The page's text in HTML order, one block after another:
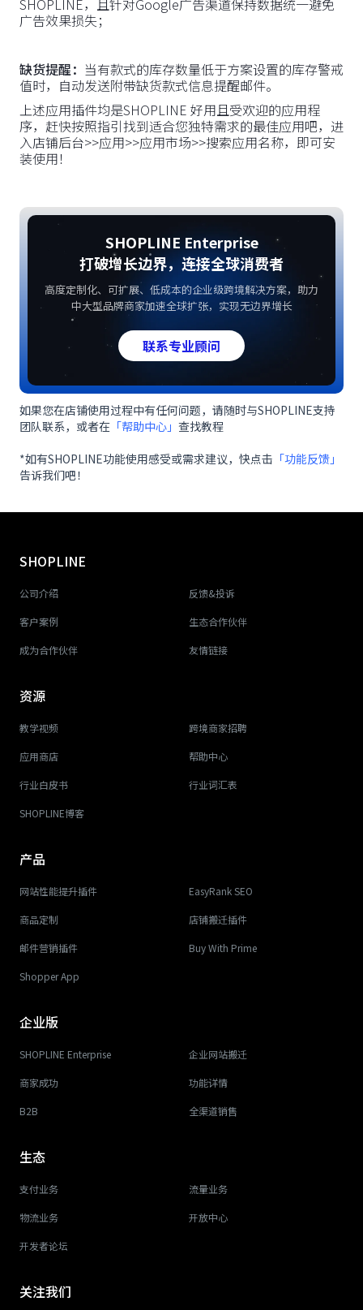
SHOPLINE，且针对Google广告渠道保持数据统一避免
广告效果损失；
缺货提醒： 当有款式的库存数量低于方案设置的库存警戒
值时，自动发送附带缺货款式信息提醒邮件。
上述应用插件均是SHOPLINE 好用且受欢迎的应用程
序，赶快按照指引找到适合您独特需求的最佳应用吧，进
入店铺后台>>应用>>应用市场>>搜索应用名称，即可安
装使用！
SHOPLINE Enterprise
打破增长边界，连接全球消费者
高度定制化、可扩展、低成本的企业级跨境解决方案，助力
中大型品牌商家加速全球扩张，实现无边界增长
联系专业顾问
如果您在店铺使用过程中有任何问题，请随时与SHOPLINE支持
团队联系，或者在 「帮助中心」 查找教程
*如有SHOPLINE功能使用感受或需求建议，快点击 「功能反馈」
告诉我们吧！
SHOPLINE
公司介绍 反馈&投诉
客户案例 生态合作伙伴
成为合作伙伴 友情链接
资源
教学视频 跨境商家招聘
应用商店 帮助中心
行业白皮书 行业词汇表
SHOPLINE博客
产品
网站性能提升插件 EasyRank SEO
商品定制 店铺搬迁插件
邮件营销插件 Buy With Prime
Shopper App
企业版
SHOPLINE Enterprise 企业网站搬迁
商家成功 功能详情
B2B 全渠道销售
生态
支付业务 流量业务
物流业务 开放中心
开发者论坛
关注我们